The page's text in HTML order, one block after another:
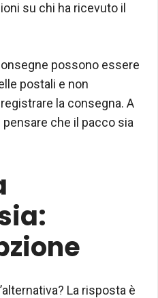
su chi ha ricevuto il
possono essere
postali e non
la consegna. A
che il pacco sia
La risposta è